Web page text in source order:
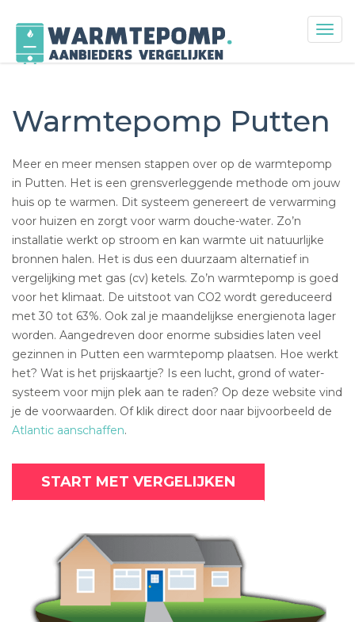
content
Warmtepomp Putten
Meer en meer mensen stappen over op de warmtepomp
in Putten. Het is een grensverleggende methode om jouw
huis op te warmen. Dit systeem genereert de verwarming
voor huizen en zorgt voor warm douche-water. Zo’n
installatie werkt op stroom en kan warmte uit natuurlijke
bronnen halen. Het is dus een duurzaam alternatief in
vergelijking met gas (cv) ketels. Zo’n warmtepomp is goed
voor het klimaat. De uitstoot van CO2 wordt gereduceerd
met 30 tot 63%. Ook zal je maandelijkse energienota lager
worden. Aangedreven door enorme subsidies laten veel
gezinnen in Putten een warmtepomp plaatsen. Hoe werkt
het? Wat is het prijskaartje? Is een lucht, grond of water-
systeem voor mijn plek aan te raden? Op deze website vind
je de voorwaarden. Of klik direct door naar bijvoorbeeld de
Atlantic aanschaffen.
START MET VERGELIJKEN